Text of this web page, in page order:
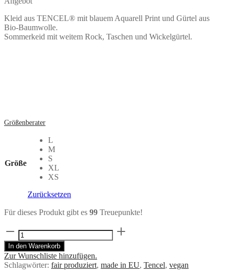
Kleid aus TENCEL® mit blauem Aquarell Print und Gürtel aus
Bio-Baumwolle.
Sommerkeid mit weitem Rock, Taschen und Wickelgürtel.
Größenberater
Größe
L
M
S
XL
XS
Zurücksetzen
Für dieses Produkt gibt es 99 Treuepunkte!
ADELE
Kleid
mit
Aquarell-
Muster
In den Warenkorb
Zur Wunschliste hinzufügen.
Schlagwörter: fair produziert, made in EU, Tencel, vegan